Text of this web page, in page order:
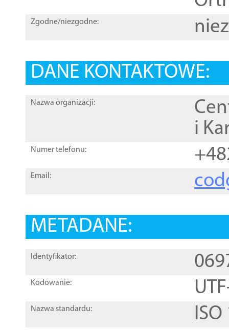
Zgodne/niezgodne:
DANE KONTAKTOWE:
Nazwa organizacji:
i
Numer telefonu:
Email:
METADANE:
Identyfikator:
Kodowanie:
Nazwa standardu: